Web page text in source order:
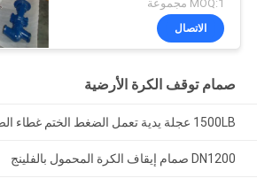
MOQ:1 مجموعة
الاتصال
صمام توقف الكرة الأرضية
1500LB عجلة يدية تعمل الضغط الختم غطاء الصمام الكرة
DN1200 صمام إيقاف الكرة المحمول بالفلينج